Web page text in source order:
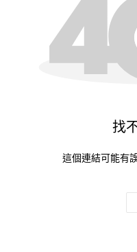
找
這個連結可能有